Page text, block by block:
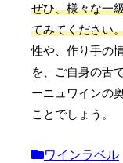
ぜひ、様々な一
てみてください
性や、作り手の
を、ご自身の舌
ーニュワインの
ことでしょう。
ワインラベル